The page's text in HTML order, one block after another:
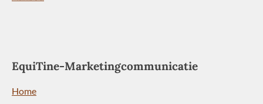
EquiTine-Marketingcommunicatie
Home